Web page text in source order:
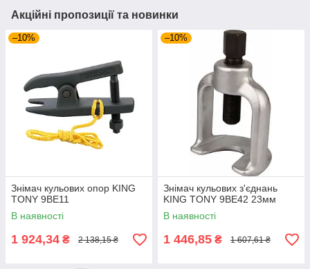
Акційні пропозиції та новинки
–10%
Знімач кульових опор KING
TONY 9BE11
В наявності
1 924,34 ₴ 2 138,15 ₴
–10%
Знімач кульових з'єднань
KING TONY 9BE42 23мм
В наявності
1 446,85 ₴ 1 607,61 ₴